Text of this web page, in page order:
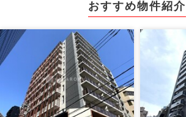
おすすめ物件紹介